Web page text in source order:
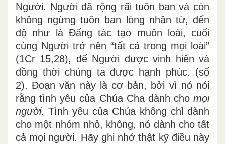
Người. Người đã rộng rãi tuôn ban và còn
không ngừng tuôn ban lòng nhân từ, đến
độ như là Đấng tác tạo muôn loài, cuối
cùng Người trở nên “tất cả trong mọi loài”
(1Cr 15,28), để Người được vinh hiển và
đồng thời chúng ta được hạnh phúc. (số
2). Đoạn văn này là cơ bản, bởi vì nó nói
rằng tình yêu của Chúa Cha dành cho mọi
người. Tình yêu của Chúa không chỉ dành
cho một nhóm nhỏ, không, nó dành cho tất
cả mọi người. Hãy ghi nhớ thật kỹ điều này